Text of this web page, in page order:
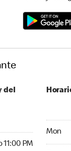
del
11:00 PM
Mon